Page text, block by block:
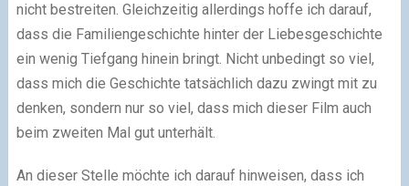
nicht bestreiten. Gleichzeitig allerdings hoffe ich darauf,
dass die Familiengeschichte hinter der Liebesgeschichte
ein wenig Tiefgang hinein bringt. Nicht unbedingt so viel,
dass mich die Geschichte tatsächlich dazu zwingt mit zu
denken, sondern nur so viel, dass mich dieser Film auch
beim zweiten Mal gut unterhält.
An dieser Stelle möchte ich darauf hinweisen, dass ich